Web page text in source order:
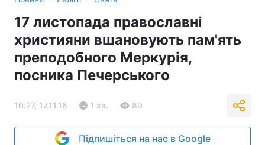
17 листопада православні
християни вшановують пам'ять
преподобного Меркурія,
посника Печерського
10:27, 17.11.16 1 хв. 89
Підпишіться на нас в Google